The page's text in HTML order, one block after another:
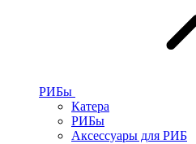
РИБы
Катера
РИБы
Аксессуары для РИБ